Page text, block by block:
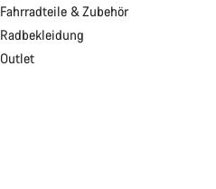
Fahrradteile & Zubehör
Radbekleidung
Outlet